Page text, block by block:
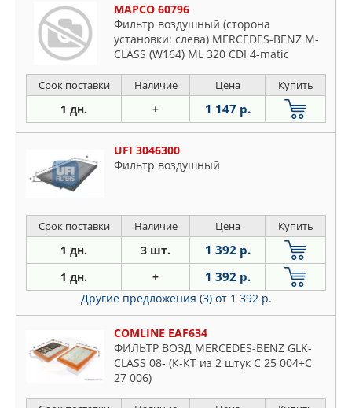
MAPCO 60796
Фильтр воздушный (сторона
установки: слева) MERCEDES-BENZ M-
CLASS (W164) ML 320 CDI 4-matic
Срок поставки Наличие Цена Купить
1 дн. + 1 147 р.
UFI 3046300
Фильтр воздушный
Срок поставки Наличие Цена Купить
1 дн. 3 шт. 1 392 р.
1 дн. + 1 392 р.
Другие предложения (3) от 1 392 р.
COMLINE EAF634
ФИЛЬТР ВОЗД MERCEDES-BENZ GLK-
CLASS 08- (К-КТ из 2 штук C 25 004+C
27 006)